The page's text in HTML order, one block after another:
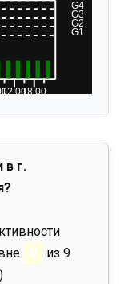
в г.
0
из 9